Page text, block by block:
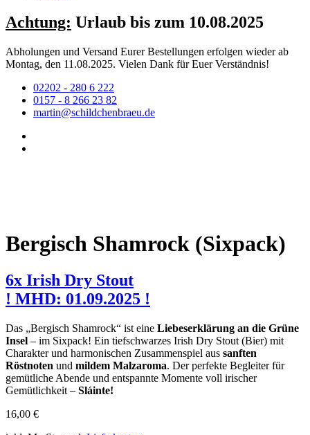
Achtung: Urlaub bis zum 10.08.2025
Abholungen und Versand Eurer Bestellungen erfolgen wieder ab
Montag, den 11.08.2025. Vielen Dank für Euer Verständnis!
02202 - 280 6 222
0157 - 8 266 23 82
martin@schildchenbraeu.de
Bergisch Shamrock (Sixpack)
6x Irish Dry Stout
! MHD: 01.09.2025 !
Das „Bergisch Shamrock“ ist eine Liebeserklärung an die Grüne
Insel – im Sixpack! Ein tiefschwarzes Irish Dry Stout (Bier) mit
Charakter und harmonischen Zusammenspiel aus sanften
Röstnoten und mildem Malzaroma. Der perfekte Begleiter für
gemütliche Abende und entspannte Momente voll irischer
Gemütlichkeit – Sláinte!
16,00 €